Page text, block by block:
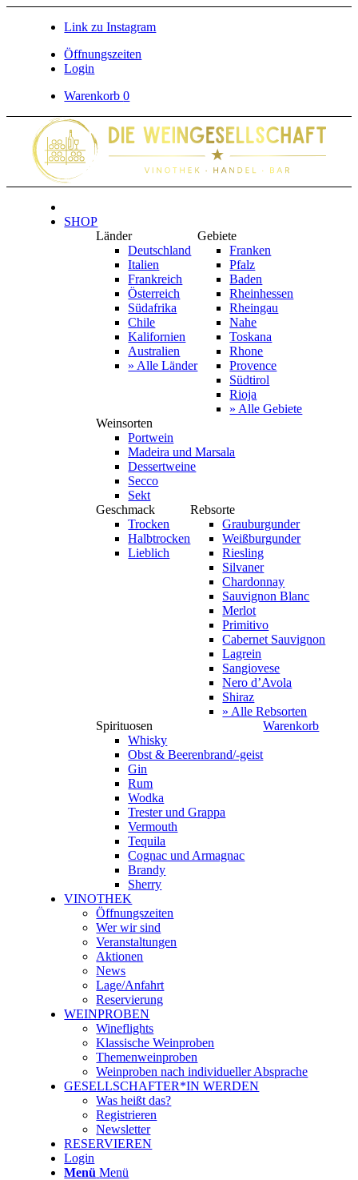
Link zu Instagram
Öffnungszeiten
Login
Warenkorb0
SHOP
Länder
Deutschland
Italien
Frankreich
Österreich
Südafrika
Chile
Kalifornien
Australien
» Alle Länder
Gebiete
Franken
Pfalz
Baden
Rheinhessen
Rheingau
Nahe
Toskana
Rhone
Provence
Südtirol
Rioja
» Alle Gebiete
Weinsorten
Portwein
Madeira und Marsala
Dessertweine
Secco
Sekt
Geschmack
Trocken
Halbtrocken
Lieblich
Rebsorte
Grauburgunder
Weißburgunder
Riesling
Silvaner
Chardonnay
Sauvignon Blanc
Merlot
Primitivo
Cabernet Sauvignon
Lagrein
Sangiovese
Nero d’Avola
Shiraz
» Alle Rebsorten
Spirituosen
Whisky
Obst & Beerenbrand/-geist
Gin
Rum
Wodka
Trester und Grappa
Vermouth
Tequila
Cognac und Armagnac
Brandy
Sherry
Warenkorb
VINOTHEK
Öffnungszeiten
Wer wir sind
Veranstaltungen
Aktionen
News
Lage/Anfahrt
Reservierung
WEINPROBEN
Wineflights
Klassische Weinproben
Themenweinproben
Weinproben nach individueller Absprache
GESELLSCHAFTER*IN WERDEN
Was heißt das?
Registrieren
Newsletter
RESERVIEREN
Login
Menü Menü